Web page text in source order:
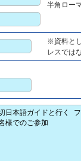
半角ロー
※資料と
レスでは